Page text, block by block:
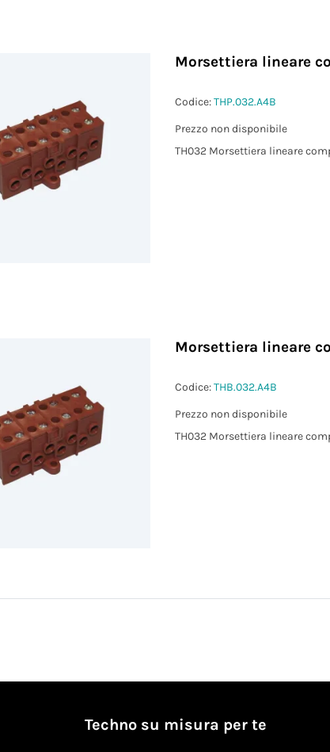
Morsettiera lineare
Codice:THP.032.A4B
Prezzo non disponibile
TH032 Morsettiera lineare
Morsettiera lineare
Codice:THB.032.A4B
Prezzo non disponibile
TH032 Morsettiera lineare
Techno su misura per te